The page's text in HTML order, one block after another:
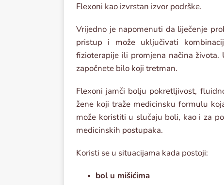
Flexoni kao izvrstan izvor podrške.
Vrijedno je napomenuti da liječenje
pristup i može uključivati
fizioterapije ili promjena načina
započnete bilo koji tretman.
Flexoni jamči bolju pokretljivost,
žene koji traže medicinsku formulu
može koristiti u slučaju boli, kao i za
medicinskih postupaka.
Koristi se u situacijama kada postoji:
bol u mišićima